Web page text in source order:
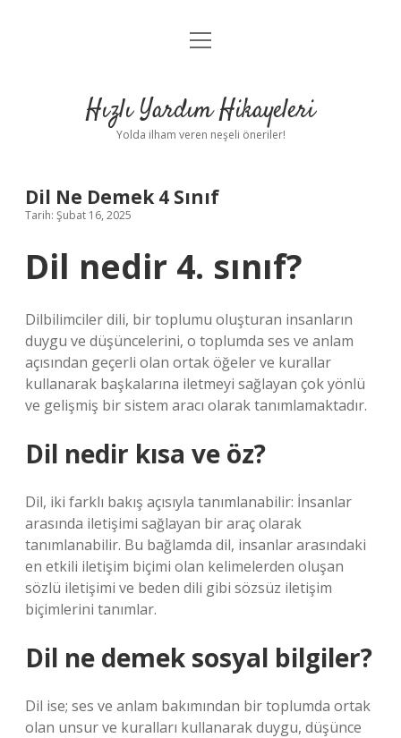
Anasayfa
Yasal Uyarı
menüyü
Hızlı Yardım Hikayeleri
Yolda ilham veren neşeli öneriler!
Dil Ne Demek 4 Sınıf
Tarih: Şubat 16, 2025
Dil nedir 4. sınıf?
Dilbilimciler dili, bir toplumu oluşturan insanların
duygu ve düşüncelerini, o toplumda ses ve anlam
açısından geçerli olan ortak öğeler ve kurallar
kullanarak başkalarına iletmeyi sağlayan çok yönlü
ve gelişmiş bir sistem aracı olarak tanımlamaktadır.
Dil nedir kısa ve öz?
Dil, iki farklı bakış açısıyla tanımlanabilir: İnsanlar
arasında iletişimi sağlayan bir araç olarak
tanımlanabilir. Bu bağlamda dil, insanlar arasındaki
en etkili iletişim biçimi olan kelimelerden oluşan
sözlü iletişimi ve beden dili gibi sözsüz iletişim
biçimlerini tanımlar.
Dil ne demek sosyal bilgiler?
Dil ise; ses ve anlam bakımından bir toplumda ortak
olan unsur ve kuralları kullanarak duygu, düşünce